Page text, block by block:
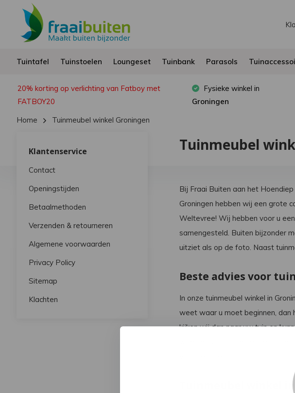
Tuintafel Tuinstoelen Loungeset Tuinbank Parasols
20% korting op verlichting van Fatboy met
FATBOY20
Fysieke winkel in
Groningen
Home
Tuinmeubel winkel Groningen
Klantenservice
Contact
Openingstijden
Betaalmethoden
Verzenden & retourneren
Algemene voorwaarden
Privacy Policy
Sitemap
Klachten
Tuinmeubel
Bij Fraai Buiten aan het
Groningen hebben wij een grote
Weltevree! Wij hebben voor u
samengesteld. Buiten bijzonder
uitziet als op de foto. Naast
Beste advies voor
In onze tuinmeubel winkel in
weet waar u moet beginnen, dan
kijken wij dan naar uw tuin en
willen en voor tuinen en
Tuinmeubel winkel